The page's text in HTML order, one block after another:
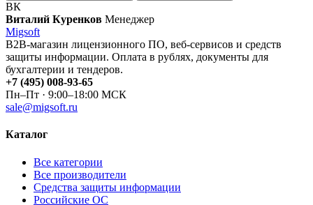
ВК
Виталий Куренков Менеджер
Migsoft
B2B-магазин лицензионного ПО, веб-сервисов и средств
защиты информации. Оплата в рублях, документы для
бухгалтерии и тендеров.
+7 (495) 008-93-65
Пн–Пт · 9:00–18:00 МСК
sale@migsoft.ru
Каталог
Все категории
Все производители
Средства защиты информации
Российские ОС